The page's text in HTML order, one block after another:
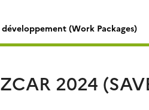
développement (Work Packages)
2024